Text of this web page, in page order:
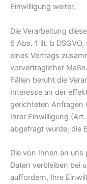
Einwilligung weiter.
Die Verarbeitung
6 Abs. 1 lit. b
eines Vertrags
vorvertraglicher
Fällen beruht die
Interesse an der
gerichteten Anfragen
Ihrer Einwilligung
abgefragt wurde; die
Die von Ihnen an
Daten verbleiben bei
auffordern, Ihre